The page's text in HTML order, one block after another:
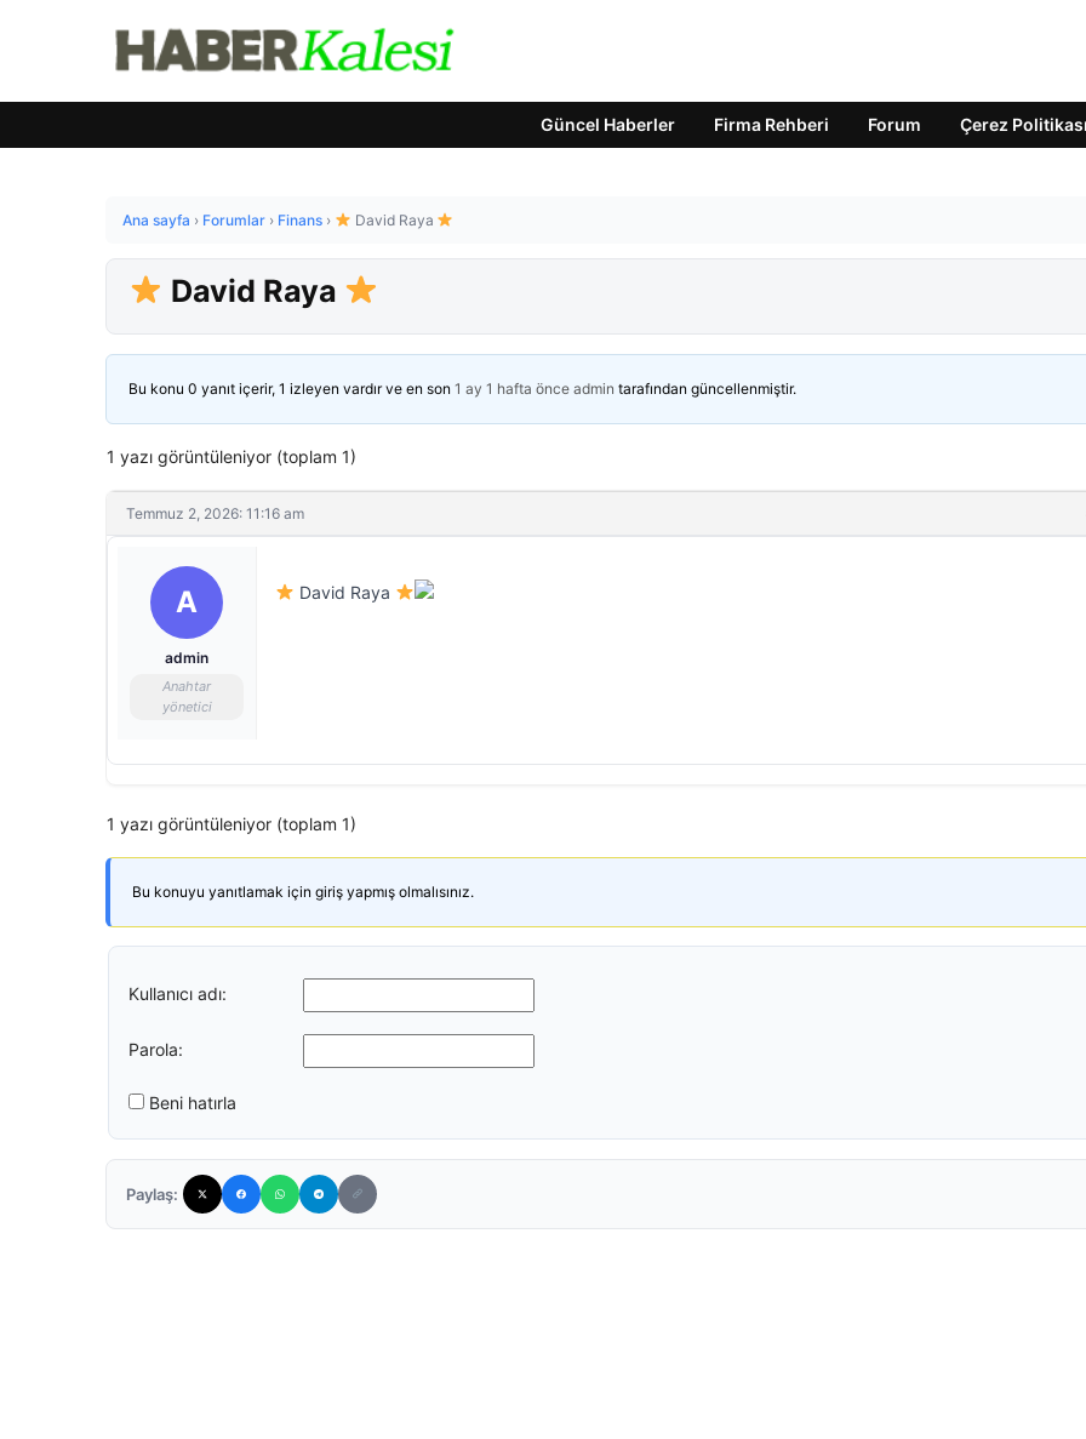
Güncel Haberler Firma Rehberi Forum Çerez Politikası
Ana sayfa › Forumlar › Finans › David Raya
David Raya
Bu konu 0 yanıt içerir, 1 izleyen vardır ve en son 1 ay 1 hafta önce admin tarafından güncellenmiştir.
1 yazı görüntüleniyor (toplam 1)
Temmuz 2, 2026: 11:16 am
A
admin
Anahtar
yönetici
David Raya
1 yazı görüntüleniyor (toplam 1)
Bu konuyu yanıtlamak için giriş yapmış olmalısınız.
Kullanıcı adı:
Parola:
Beni hatırla
Paylaş: